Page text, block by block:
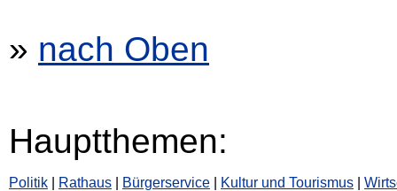
» nach Oben
Hauptthemen:
Politik Rathaus Bürgerservice Kultur und Tourismus